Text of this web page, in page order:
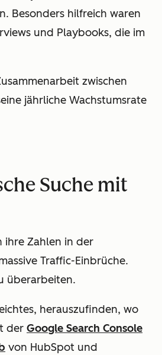
Besonders hilfreich waren
und Playbooks, die im
zwischen
jährliche Wachstumsrate
Suche mit
ihre Zahlen in der
Traffic-Einbrüche.
überarbeiten.
herauszufinden, wo
der Google Search Console
von HubSpot und